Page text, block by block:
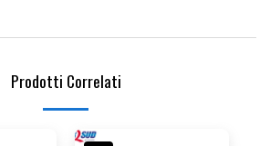
Prodotti Correlati